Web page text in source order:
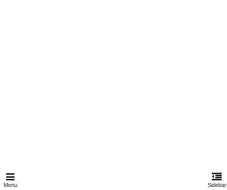
Menu Sidebar